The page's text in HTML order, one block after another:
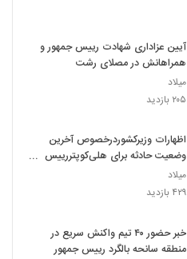
آیین عزاداری شهادت رییس جمهور و
همراهانش در مصلای رشت
میلاد
۲۰۵ بازدید
اظهارات وزیرکشوردرخصوص آخرین
وضعیت حادثه برای هلی‌کوپتررییس
جمهور
میلاد
۴۲۹ بازدید
خبر حضور ۴۰ تیم واکنش سریع در
منطقه سانحه بالگرد رییس جمهور